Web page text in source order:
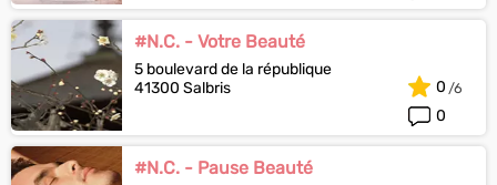
#N.C. - Votre Beauté
5 boulevard de la république
41300 Salbris
0
0
#N.C. - Pause Beauté